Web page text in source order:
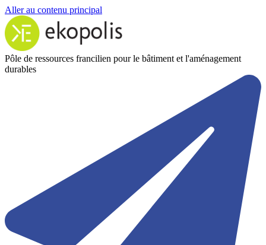
Aller au contenu principal
Pôle de ressources francilien pour le bâtiment et l'aménagement
durables